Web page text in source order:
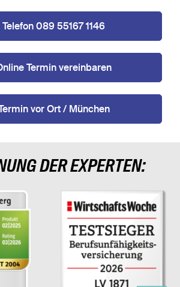
Telefon 089 55167 1146
Termin vereinbaren
Termin vor Ort / München
DER EXPERTEN: